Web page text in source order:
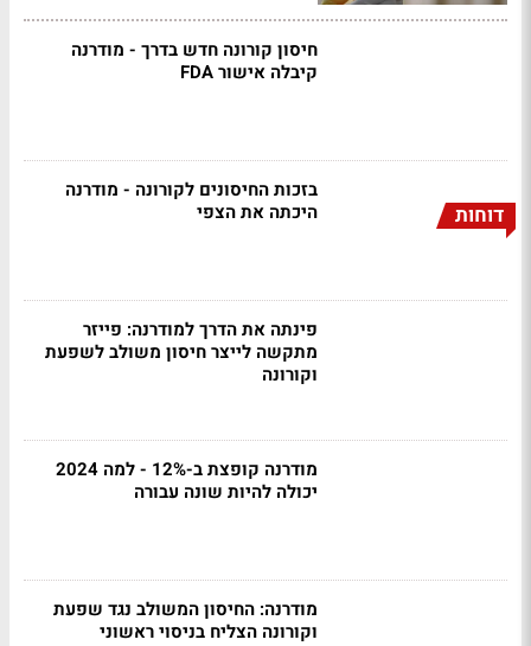
חיסון קורונה חדש בדרך - מודרנה
קיבלה אישור FDA
דוחות
בזכות החיסונים לקורונה - מודרנה
היכתה את הצפי
פינתה את הדרך למודרנה: פייזר
מתקשה לייצר חיסון משולב לשפעת
וקורונה
מודרנה קופצת ב-12% - למה 2024
יכולה להיות שונה עבורה
מודרנה: החיסון המשולב נגד שפעת
וקורונה הצליח בניסוי ראשוני